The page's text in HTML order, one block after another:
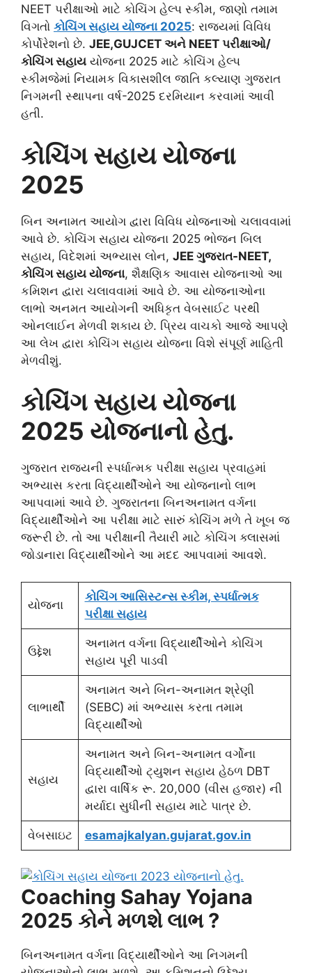
NEET પરીક્ષાઓ માટે કોચિંગ હેલ્પ સ્કીમ, જાણો તમામ
વિગતો કોચિંગ સહાય યોજના 2025: રાજ્યમાં વિવિધ
કોર્પોરેશનો છે. JEE,GUJCET અને NEET પરીક્ષાઓ/
કોચિંગ સહાય યોજના 2025 માટે કોચિંગ હેલ્પ
સ્કીમજેમાં નિયામક વિકાસશીલ જાતિ કલ્યાણ ગુજરાત
નિગમની સ્થાપના વર્ષ-2025 દરમિયાન કરવામાં આવી
હતી.
કોચિંગ સહાય યોજના
2025
બિન અનામત આયોગ દ્વારા વિવિધ યોજનાઓ ચલાવવામાં
આવે છે. કોચિંગ સહાય યોજના 2025 ભોજન બિલ
સહાય, વિદેશમાં અભ્યાસ લોન, JEE ગુજરાત-NEET,
કોચિંગ સહાય યોજના, શૈક્ષણિક આવાસ યોજનાઓ આ
કમિશન દ્વારા ચલાવવામાં આવે છે. આ યોજનાઓના
લાભો અનમત આયોગની અધિકૃત વેબસાઈટ પરથી
ઓનલાઈન મેળવી શકાય છે. પ્રિય વાચકો આજે આપણે
આ લેખ દ્વારા કોચિંગ સહાય યોજના વિશે સંપૂર્ણ માહિતી
મેળવીશું.
કોચિંગ સહાય યોજના
2025 યોજનાનો હેતુ.
ગુજરાત રાજ્યની સ્પર્ધાત્મક પરીક્ષા સહાય પ્રવાહમાં
અભ્યાસ કરતા વિદ્યાર્થીઓને આ યોજનાનો લાભ
આપવામાં આવે છે. ગુજરાતના બિનઅનામત વર્ગના
વિદ્યાર્થીઓને આ પરીક્ષા માટે સારું કોચિંગ મળે તે ખૂબ જ
જરૂરી છે. તો આ પરીક્ષાની તૈયારી માટે કોચિંગ ક્લાસમાં
જોડાનારા વિદ્યાર્થીઓને આ મદદ આપવામાં આવશે.
યોજના
કોચિંગ આસિસ્ટન્સ સ્કીમ, સ્પર્ધાત્મક
પરીક્ષા સહાય
ઉદ્દેશ
અનામત વર્ગના વિદ્યાર્થીઓને કોચિંગ
સહાય પૂરી પાડવી
લાભાર્થી
અનામત અને બિન-અનામત શ્રેણી
(SEBC) માં અભ્યાસ કરતા તમામ
વિદ્યાર્થીઓ
સહાય
અનામત અને બિન-અનામત વર્ગોના
વિદ્યાર્થીઓ ટ્યુશન સહાય હેઠળ DBT
દ્વારા વાર્ષિક રૂ. 20,000 (વીસ હજાર) ની
મર્યાદા સુધીની સહાય માટે પાત્ર છે.
વેબસાઇટ esamajkalyan.gujarat.gov.in
Coaching Sahay Yojana
2025 કોને મળશે લાભ ?
બિનઅનામત વર્ગના વિદ્યાર્થીઓને આ નિગમની